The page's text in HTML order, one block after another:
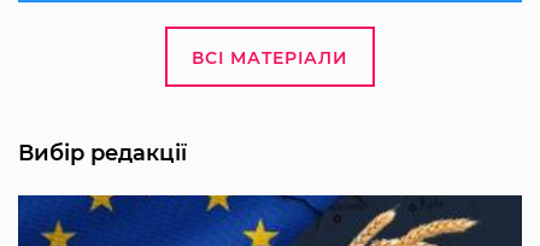
ВСІ МАТЕРІАЛИ
Вибір редакції